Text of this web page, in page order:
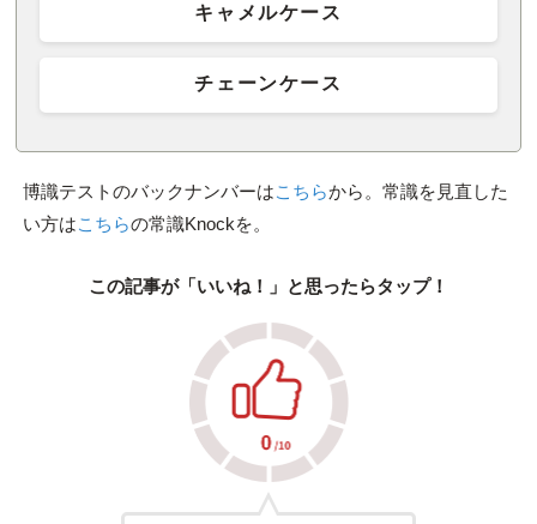
キャメルケース
チェーンケース
博識テストのバックナンバーはこちらから。常識を見直した
い方はこちらの常識Knockを。
この記事が「いいね！」と思ったらタップ！